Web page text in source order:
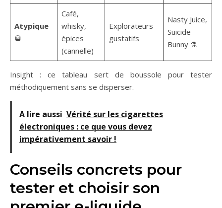
Atypique
🥃
Café,
whisky,
épices
(cannelle)
Explorateurs
gustatifs
Nasty Juice,
Suicide
Bunny ⚗️
Insight : ce tableau sert de boussole pour tester
méthodiquement sans se disperser.
A lire aussi Vérité sur les cigarettes
électroniques : ce que vous devez
impérativement savoir !
Conseils concrets pour
tester et choisir son